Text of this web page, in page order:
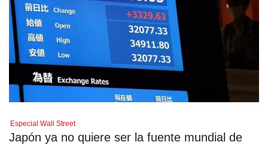
Especial Wall Street
Japón ya no quiere ser la fuente mundial de